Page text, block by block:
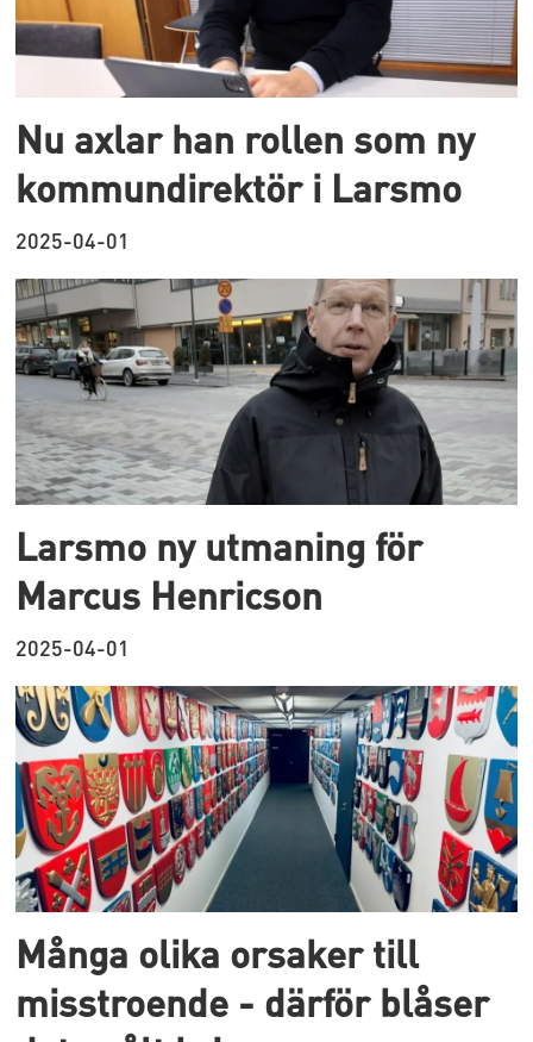
Nu axlar han rollen som ny
kommundirektör i Larsmo
2025-04-01
Larsmo ny utmaning för
Marcus Henricson
2025-04-01
Många olika orsaker till
misstroende - därför blåser